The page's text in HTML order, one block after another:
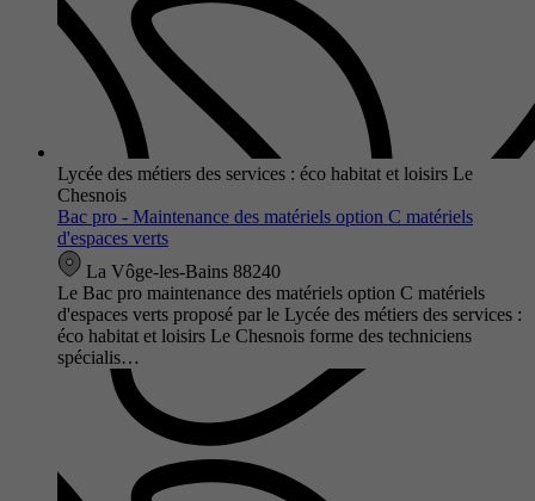
Lycée des métiers des services : éco habitat et loisirs Le
Chesnois
Bac pro - Maintenance des matériels option C matériels
d'espaces verts
La Vôge-les-Bains 88240
Le Bac pro maintenance des matériels option C matériels
d'espaces verts proposé par le Lycée des métiers des services :
éco habitat et loisirs Le Chesnois forme des techniciens
spécialis…